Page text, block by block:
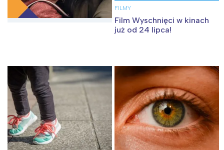
FILMY
Film Wyschnięci w kinach
już od 24 lipca!